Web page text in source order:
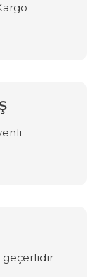
geçerlidir